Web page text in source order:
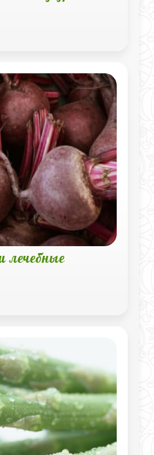
лечебные